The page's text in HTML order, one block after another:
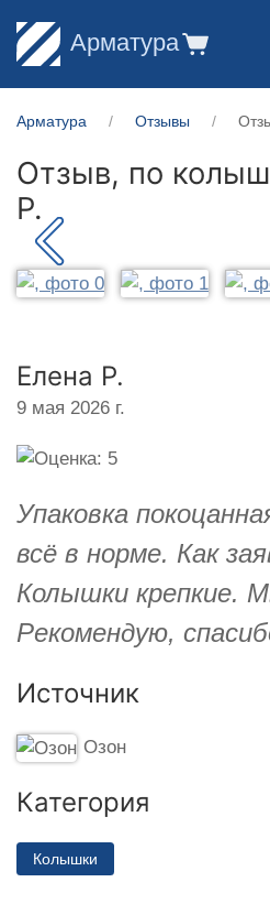
Арматура
Арматура Отзывы
Отзыв, по
Р.
Елена Р.
9 мая 2026 г.
Упаковка
всё в норме. Как
Колышки крепкие.
Рекомендую,
Источник
Озон
Категория
Колышки